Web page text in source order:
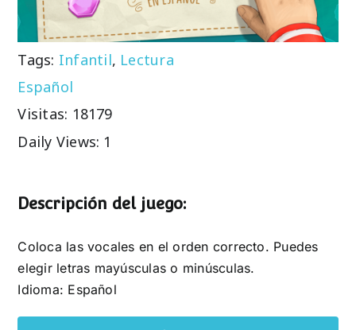
Tags: Infantil, Lectura
Español
Visitas: 18179
Daily Views: 1
Descripción del juego:
Coloca las vocales en el orden correcto. Puedes
elegir letras mayúsculas o minúsculas.
Idioma: Español